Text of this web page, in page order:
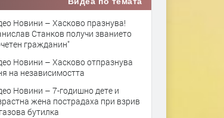
Новини – Хасково празнува!
Станков получи званието
гражданин"
Новини – Хасково отпразнува
на независимостта
Новини – 7-годишно дете и
жена пострадаха при взрив
бутилка